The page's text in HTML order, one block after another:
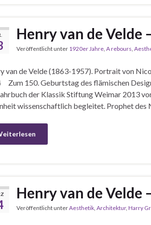
Henry van de Velde
Veröffentlicht unter 1920er Jahre, A rebours,
van de Velde (1863-1957). Portrait von
Zum 150. Geburtstag des flämischen
der Klassik Stiftung Weimar 2013
wissenschaftlich begleitet. Prophet
Henry van de Velde
Veröffentlicht unterAesthetik, Architektur, Harry